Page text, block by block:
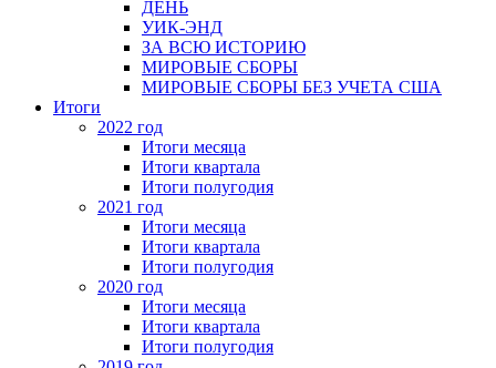
ДЕНЬ
УИК-ЭНД
ЗА ВСЮ ИСТОРИЮ
МИРОВЫЕ СБОРЫ
МИРОВЫЕ СБОРЫ БЕЗ УЧЕТА США
Итоги
2022 год
Итоги месяца
Итоги квартала
Итоги полугодия
2021 год
Итоги месяца
Итоги квартала
Итоги полугодия
2020 год
Итоги месяца
Итоги квартала
Итоги полугодия